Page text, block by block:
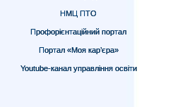
НМЦ ПТО
Профорієнтаційний портал
Портал «Моя кар’єра»
Youtube-канал управління освіти